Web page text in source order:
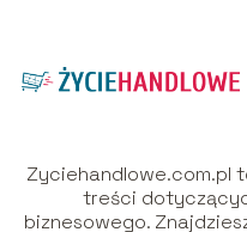
Zyciehandlowe.com.pl
treści
biznesowego.